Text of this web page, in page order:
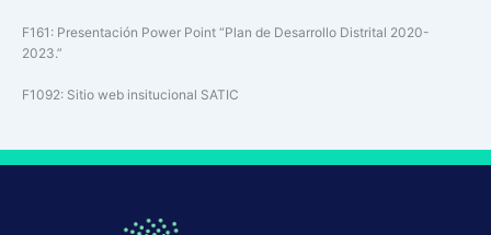
F161: Presentación Power Point “Plan de Desarrollo Distrital 2020-
2023.”
F1092: Sitio web insitucional SATIC